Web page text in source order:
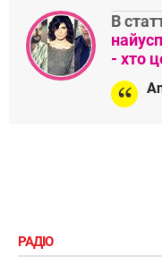
В
- хто
РАДІО